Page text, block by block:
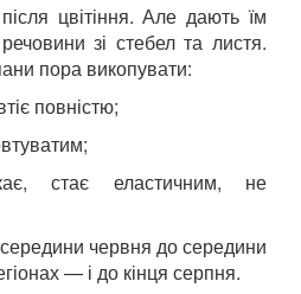
цвітіння. Але дають їм
зі стебел та листя.
пора викопувати:
повністю;
стає еластичним, не
червня до середини
— і до кінця серпня.